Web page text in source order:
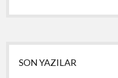
Yan
Menü
SON YAZILAR